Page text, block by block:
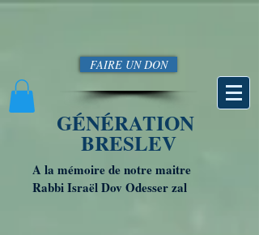
FAIRE UN DON
GÉNÉRATION
BRESLEV
A la mémoire de notre maitre
Rabbi Israël Dov Odesser zal